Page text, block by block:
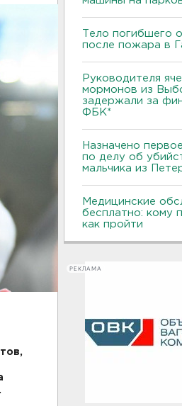
Тело погибшего
после пожара в
Руководителя
мормонов из
задержали за
ФБК*
Назначено
по делу об
мальчика из
Медицинские
бесплатно: кому
как пройти
РЕКЛАМА